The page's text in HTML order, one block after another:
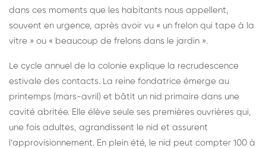
dans ces moments que les habitants nous appellent,
souvent en urgence, après avoir vu « un frelon qui tape à la
vitre » ou « beaucoup de frelons dans le jardin ».
Le cycle annuel de la colonie explique la recrudescence
estivale des contacts. La reine fondatrice émerge au
printemps (mars-avril) et bâtit un nid primaire dans une
cavité abritée. Elle élève seule ses premières ouvrières qui,
une fois adultes, agrandissent le nid et assurent
l’approvisionnement. En plein été, le nid peut compter 100 à